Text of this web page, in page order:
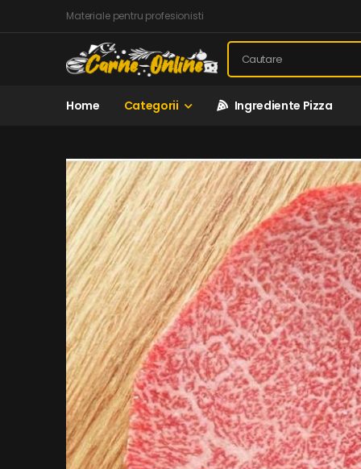
Materiale pentru profesionisti
Home Categorii Ingrediente Pizza